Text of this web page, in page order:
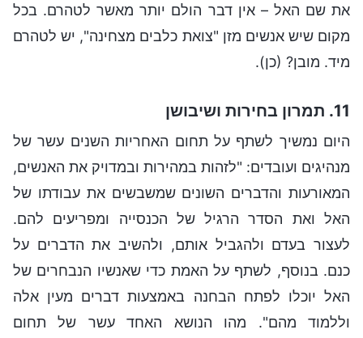
את שם האל – אין דבר הולם יותר מאשר לטהרם. בכל
מקום שיש אנשים מזן "צואת כלבים מצחינה", יש לטהרם
מיד. מובן? (כן).
11. תמרון בחירות ושיבושן
היום נמשיך לשתף על תחום האחריות השנים עשר של
מנהיגים ועובדים: "לזהות במהירות ובמדויק את האנשים,
המאורעות והדברים השונים שמשבשים את עבודתו של
האל ואת הסדר הרגיל של הכנסייה ומפריעים להם.
לעצור בעדם ולהגביל אותם, ולהשיב את הדברים על
כנם. בנוסף, לשתף על האמת כדי שאנשיו הנבחרים של
האל יוכלו לפתח הבחנה באמצעות דברים מעין אלה
וללמוד מהם". מהו הנושא האחד עשר של תחום